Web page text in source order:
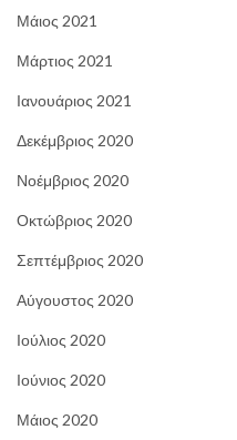
Μάιος 2021
Μάρτιος 2021
Ιανουάριος 2021
Δεκέμβριος 2020
Νοέμβριος 2020
Οκτώβριος 2020
Σεπτέμβριος 2020
Αύγουστος 2020
Ιούλιος 2020
Ιούνιος 2020
Μάιος 2020